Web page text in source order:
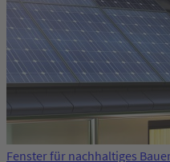
Fenster für nachhaltiges